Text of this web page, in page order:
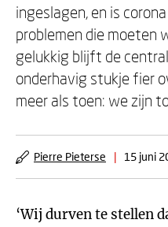
ingeslagen, en is
problemen die moeten
gelukkig blijft de
onderhavig stukje fier
meer als toen: we zijn
Pierre Pieterse | 15 juni
‘Wij durven te stellen